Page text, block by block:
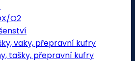
O2
vaky, přepravní kufry
tašky, přepravní kufry